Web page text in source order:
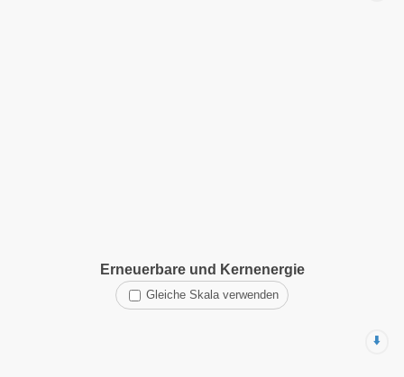
Erneuerbare und Kernenergie
Gleiche Skala verwenden
⬇️